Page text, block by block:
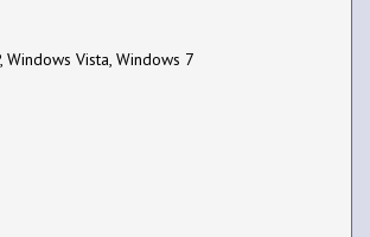
Vista, Windows 7